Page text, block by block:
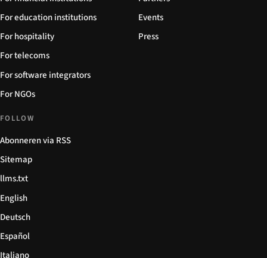
For education institutions
For hospitality
For telecoms
For software integrators
For NGOs
Events
Press
FOLLOW
Abonneren via RSS
Sitemap
llms.txt
English
Deutsch
Español